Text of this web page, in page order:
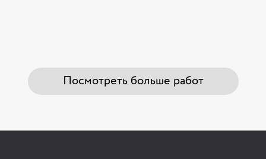
Посмотреть больше работ